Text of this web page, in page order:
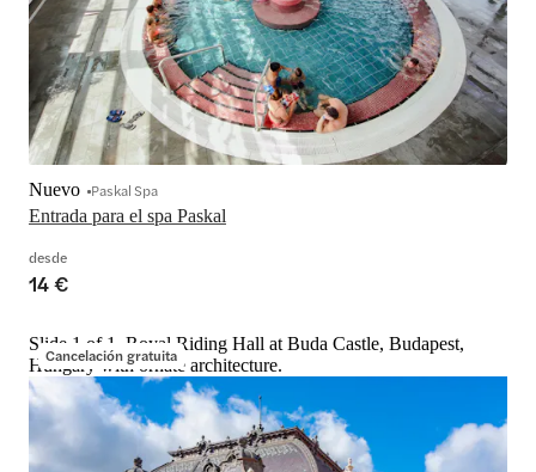
Entrada para el spa Paskal
Nuevo Paskal Spa
desde
14 €
Cancelación gratuita
Slide 1 of 1, Royal Riding Hall at Buda Castle, Budapest,
Hungary with ornate architecture.